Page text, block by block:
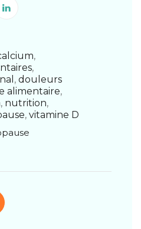
,
,
, douleurs
alimentaire,
, nutrition,
, vitamine D